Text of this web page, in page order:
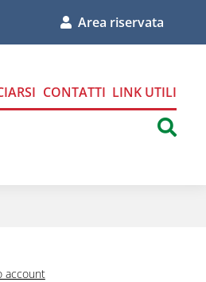
Area riservata
CONTATTI LINK UTILI
RSS
account